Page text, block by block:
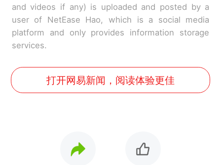
and videos if any) is uploaded and posted by a
user of NetEase Hao, which is a social media
platform and only provides information storage
services.
打开网易新闻，阅读体验更佳